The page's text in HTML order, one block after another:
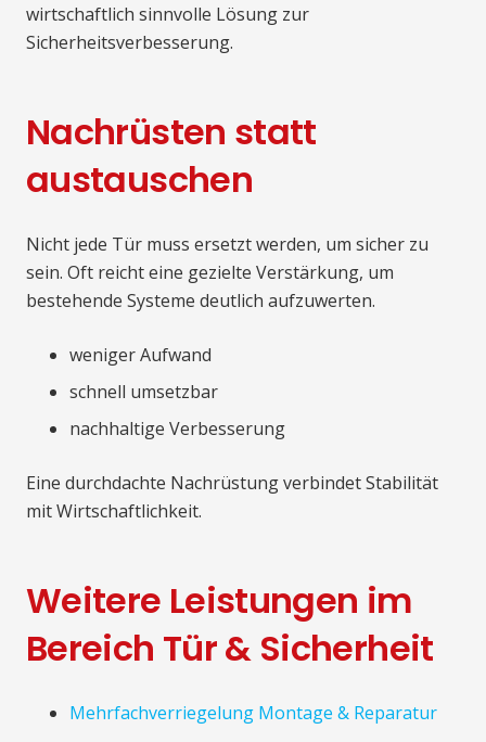
wirtschaftlich sinnvolle Lösung zur
Sicherheitsverbesserung.
Nachrüsten statt
austauschen
Nicht jede Tür muss ersetzt werden, um sicher zu
sein. Oft reicht eine gezielte Verstärkung, um
bestehende Systeme deutlich aufzuwerten.
weniger Aufwand
schnell umsetzbar
nachhaltige Verbesserung
Eine durchdachte Nachrüstung verbindet Stabilität
mit Wirtschaftlichkeit.
Weitere Leistungen im
Bereich Tür & Sicherheit
Mehrfachverriegelung Montage & Reparatur